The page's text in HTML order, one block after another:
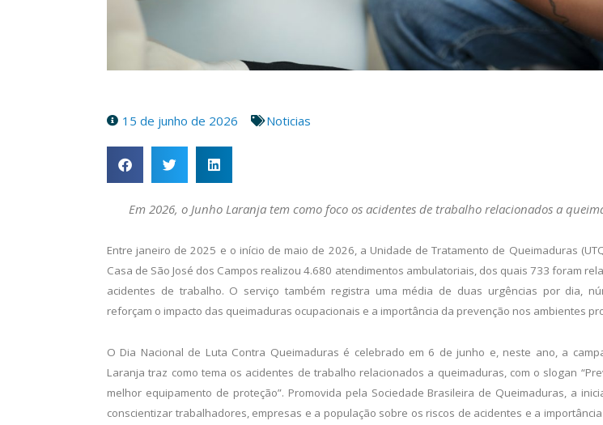
15 de junho de 2026 Noticias
Em 2026, o Junho Laranja tem como foco os acidentes de trabalho relacionados a
Entre janeiro de 2025 e o início de maio de 2026, a Unidade de Tratamento de Queimaduras
Casa de São José dos Campos realizou 4.680 atendimentos ambulatoriais, dos quais 733 foram
acidentes de trabalho. O serviço também registra uma média de duas urgências por dia,
reforçam o impacto das queimaduras ocupacionais e a importância da prevenção nos ambientes
O Dia Nacional de Luta Contra Queimaduras é celebrado em 6 de junho e, neste ano, a
Laranja traz como tema os acidentes de trabalho relacionados a queimaduras, com o slogan
melhor equipamento de proteção”. Promovida pela Sociedade Brasileira de Queimaduras, a
conscientizar trabalhadores, empresas e a população sobre os riscos de acidentes e a